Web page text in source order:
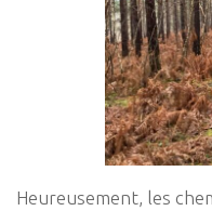
Heureusement, les